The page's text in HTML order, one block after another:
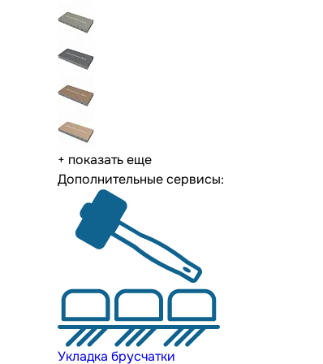
+ показать еще
Дополнительные сервисы:
Укладка брусчатки